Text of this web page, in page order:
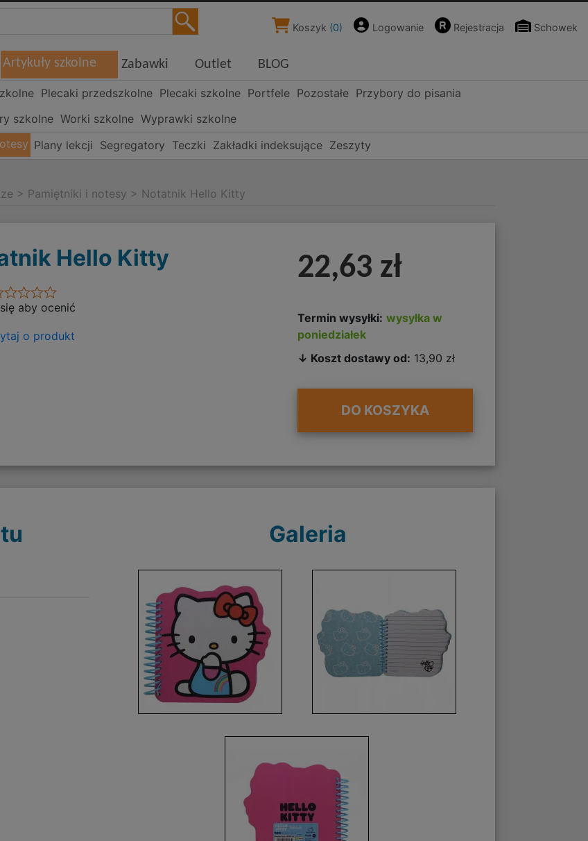
Koszyk (0) Logowanie Rejestracja Schowek
Artykuły szkolne Zabawki Outlet BLOG
Plecaki przedszkolne Plecaki szkolne Portfele Pozostałe Przybory do pisania
szkolne Worki szkolne Wyprawki szkolne
Plany lekcji Segregatory Teczki Zakładki indeksujące Zeszyty
> Pamiętniki i notesy > Notatnik Hello Kitty
Hello Kitty
aby ocenić
o produkt
22,63 zł
Termin wysyłki: wysyłka w
poniedziałek
↓ Koszt dostawy od: 13,90 zł
DO KOSZYKA
Galeria